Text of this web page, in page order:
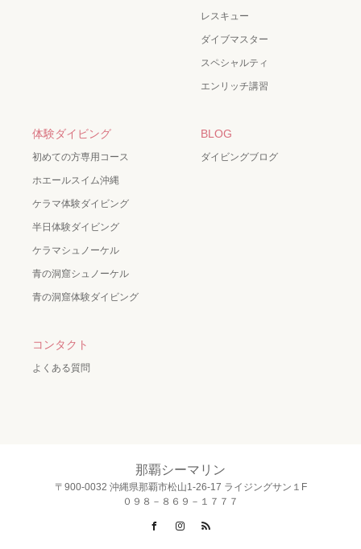
レスキュー
ダイブマスター
スペシャルティ
エンリッチ講習
体験ダイビング
初めての方専用コース
ホエールスイム沖縄
ケラマ体験ダイビング
半日体験ダイビング
ケラマシュノーケル
青の洞窟シュノーケル
青の洞窟体験ダイビング
BLOG
ダイビングブログ
コンタクト
よくある質問
那覇シーマリン
〒900-0032 沖縄県那覇市松山1-26-17 ライジングサン１F
０９８－８６９－１７７７
FacebookInstagram